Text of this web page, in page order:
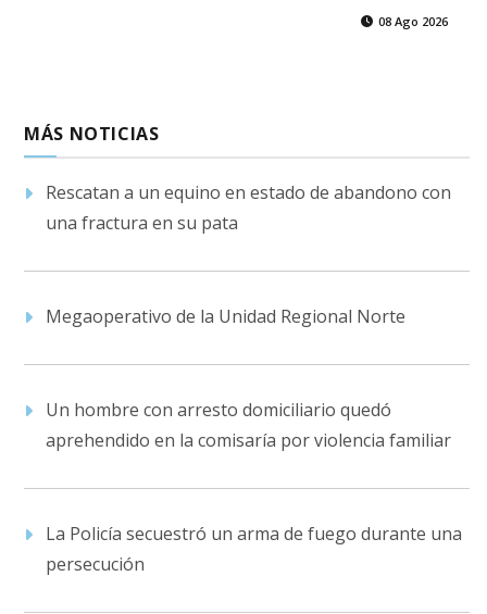
08 Ago 2026
MÁS NOTICIAS
Rescatan a un equino en estado de abandono con
una fractura en su pata
Megaoperativo de la Unidad Regional Norte
Un hombre con arresto domiciliario quedó
aprehendido en la comisaría por violencia familiar
La Policía secuestró un arma de fuego durante una
persecución